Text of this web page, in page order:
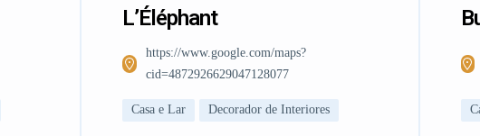
L’Éléphant
https://www.google.com/maps?
cid=4872926629047128077
Casa e Lar Decorador de Interiores